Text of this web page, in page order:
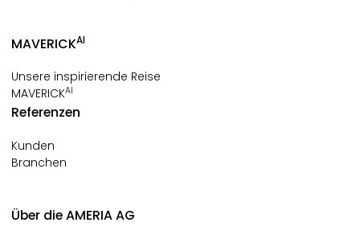
MAVERICKAI
Unsere inspirierende Reise
MAVERICKAI
Referenzen
Kunden
Branchen
Über die AMERIA AG